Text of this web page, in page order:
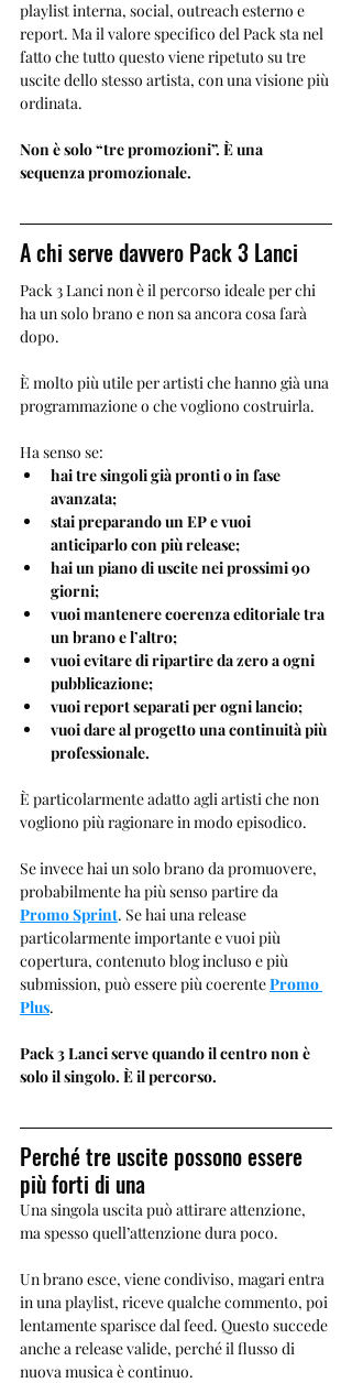
playlist interna, social, outreach esterno e
report. Ma il valore specifico del Pack sta nel
fatto che tutto questo viene ripetuto su tre
uscite dello stesso artista, con una visione più
ordinata.
Non è solo “tre promozioni”. È una
sequenza promozionale.
A chi serve davvero Pack 3 Lanci
Pack 3 Lanci non è il percorso ideale per chi
ha un solo brano e non sa ancora cosa farà
dopo.
È molto più utile per artisti che hanno già una
programmazione o che vogliono costruirla.
Ha senso se:
hai tre singoli già pronti o in fase
avanzata;
stai preparando un EP e vuoi
anticiparlo con più release;
hai un piano di uscite nei prossimi 90
giorni;
vuoi mantenere coerenza editoriale tra
un brano e l’altro;
vuoi evitare di ripartire da zero a ogni
pubblicazione;
vuoi report separati per ogni lancio;
vuoi dare al progetto una continuità più
professionale.
È particolarmente adatto agli artisti che non
vogliono più ragionare in modo episodico.
Se invece hai un solo brano da promuovere,
probabilmente ha più senso partire da
Promo Sprint. Se hai una release
particolarmente importante e vuoi più
copertura, contenuto blog incluso e più
submission, può essere più coerente Promo
Plus.
Pack 3 Lanci serve quando il centro non è
solo il singolo. È il percorso.
Perché tre uscite possono essere
più forti di una
Una singola uscita può attirare attenzione,
ma spesso quell’attenzione dura poco.
Un brano esce, viene condiviso, magari entra
in una playlist, riceve qualche commento, poi
lentamente sparisce dal feed. Questo succede
anche a release valide, perché il flusso di
nuova musica è continuo.